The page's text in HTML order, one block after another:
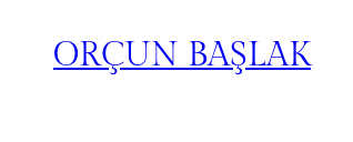
ORÇUN BAŞLAK